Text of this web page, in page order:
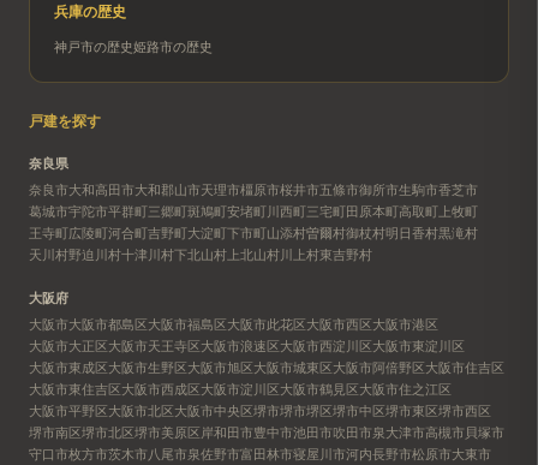
兵庫の歴史
神戸市の歴史姫路市の歴史
戸建を探す
奈良県
奈良市大和高田市大和郡山市天理市橿原市桜井市五條市御所市生駒市香芝市
葛城市宇陀市平群町三郷町斑鳩町安堵町川西町三宅町田原本町高取町 上牧町
王寺町広陵町河合町吉野町大淀町下市町山添村曽爾村御杖村明日香村黒滝村
天川村野迫川村十津川村下北山村 上北山村川上村東吉野村
大阪府
大阪市大阪市都島区大阪市福島区大阪市此花区大阪市西区大阪市港区
大阪市大正区大阪市天王寺区大阪市浪速区大阪市西淀川区大阪市東淀川区
大阪市東成区大阪市生野区大阪市旭区大阪市城東区大阪市阿倍野区大阪市住吉区
大阪市東住吉区大阪市西成区大阪市淀川区大阪市鶴見区大阪市住之江区
大阪市平野区大阪市北区大阪市中央区堺市堺市堺区堺市中区堺市東区堺市西区
堺市南区堺市北区堺市美原区岸和田市豊中市池田市吹田市泉大津市高槻市 貝塚市
守口市枚方市茨木市八尾市泉佐野市富田林市寝屋川市河内長野市松原市大東市